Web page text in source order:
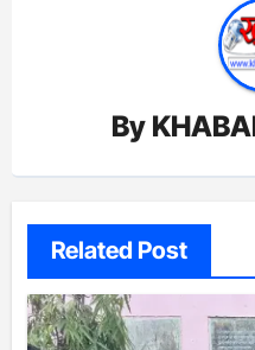
By
Related Post